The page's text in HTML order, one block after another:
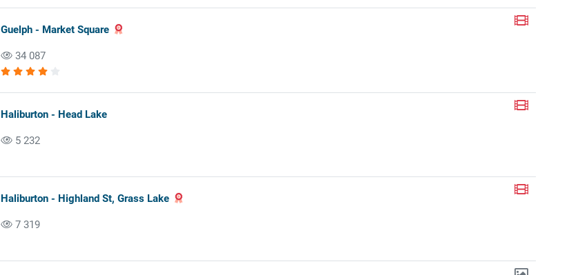
Guelph - Market Square
34 087
Haliburton - Head Lake
5 232
Haliburton - Highland St, Grass Lake
7 319